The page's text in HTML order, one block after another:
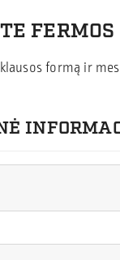
formą ir